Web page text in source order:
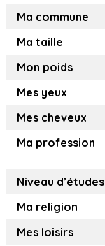
Ma commune
Ma taille
Mon poids
Mes yeux
Mes cheveux
Ma profession
Niveau d’études
Ma religion
Mes loisirs